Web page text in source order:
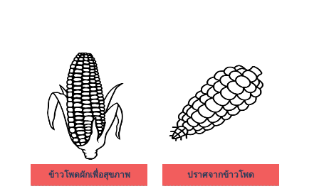
ข้าวโพดผักเพื่อสุขภาพ ปราศจากข้าวโพด